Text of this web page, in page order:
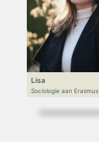
Lisa
Sociologie aan Erasmus